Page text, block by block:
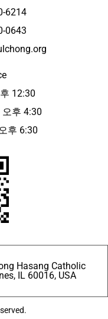
6214
0643
12:30
후 4:30
후 6:30
Hasang Catholic
IL 60016, USA